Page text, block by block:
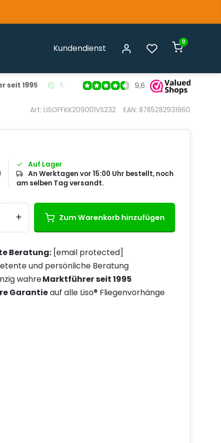
Kundendienst
0
seit 1995 5 Jahre Garantieauf alle Liso®
9,6
Art: LISOFFKK209001VS232 EAN: 8785282931960
Auf Lager
An Werktagen vor 15:00 Uhr bestellt, noch
am selben Tag versandt.
+ Zum Warenkorb hinzufügen
Beratung: [email protected]
und persönliche Beratung
wahreMarktführer seit 1995
Garantieauf alle Liso® Fliegenvorhänge